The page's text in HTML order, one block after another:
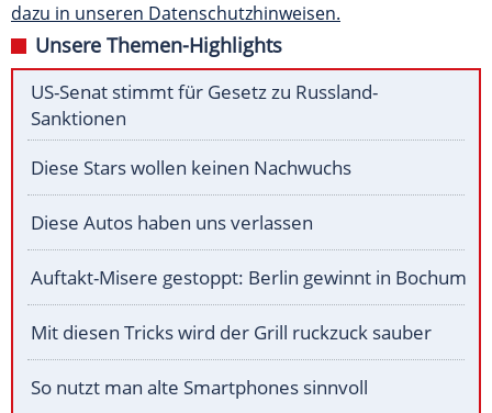
dazu in unseren Datenschutzhinweisen.
Unsere Themen-Highlights
US-Senat stimmt für Gesetz zu Russland-
Sanktionen
Diese Stars wollen keinen Nachwuchs
Diese Autos haben uns verlassen
Auftakt-Misere gestoppt: Berlin gewinnt in Bochum
Mit diesen Tricks wird der Grill ruckzuck sauber
So nutzt man alte Smartphones sinnvoll